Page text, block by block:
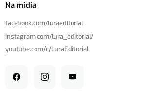
Na mídia
facebook.com/luraeditorial
instagram.com/lura_editorial/
youtube.com/c/LuraEditorial